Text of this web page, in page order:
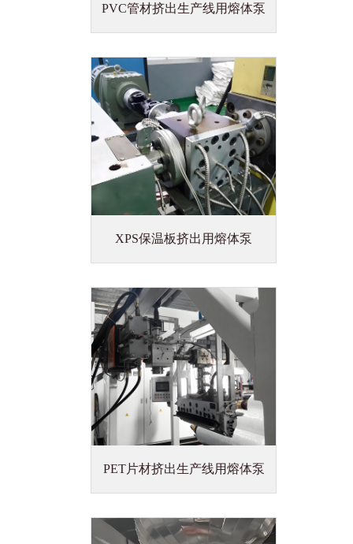
PVC管材挤出生产线用熔体泵
XPS保温板挤出用熔体泵
PET片材挤出生产线用熔体泵